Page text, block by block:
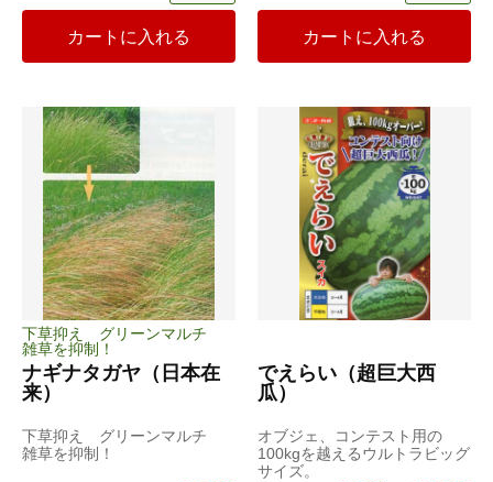
カートに入れる カートに入れる
下草抑え グリーンマルチ
雑草を抑制！
ナギナタガヤ（日本在
来）
下草抑え グリーンマルチ
雑草を抑制！
でえらい（超巨大西
瓜）
オブジェ、コンテスト用の
100kgを越えるウルトラビッグ
サイズ。